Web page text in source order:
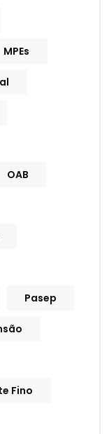
MPEs
OAB
Pasep
Fino